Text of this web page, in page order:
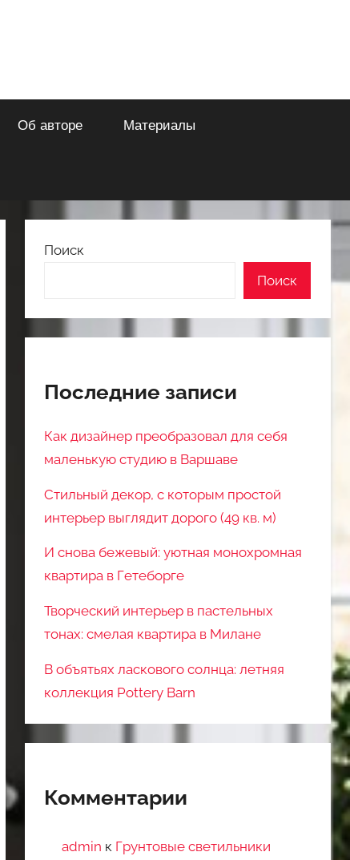
Об авторе Материалы
Поиск
Поиск
Последние записи
Как дизайнер преобразовал для себя
маленькую студию в Варшаве
Стильный декор, с которым простой
интерьер выглядит дорого (49 кв. м)
И снова бежевый: уютная монохромная
квартира в Гетеборге
Творческий интерьер в пастельных
тонах: смелая квартира в Милане
В объятьях ласкового солнца: летняя
коллекция Pottery Barn
Комментарии
admin к Грунтовые светильники